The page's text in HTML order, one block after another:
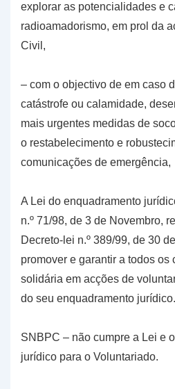
explorar as potencialidades e
radioamadorismo, em prol da
Civil,
– com o objectivo de em caso
catástrofe ou calamidade,
mais urgentes medidas de
o restabelecimento e
comunicações de emergência,
A Lei do enquadramento
n.º 71/98, de 3 de Novembro,
Decreto-lei n.º 389/99, de 30
promover e garantir a todos
solidária em acções de
do seu enquadramento jurídico.
SNBPC – não cumpre a Lei e
jurídico para o Voluntariado.